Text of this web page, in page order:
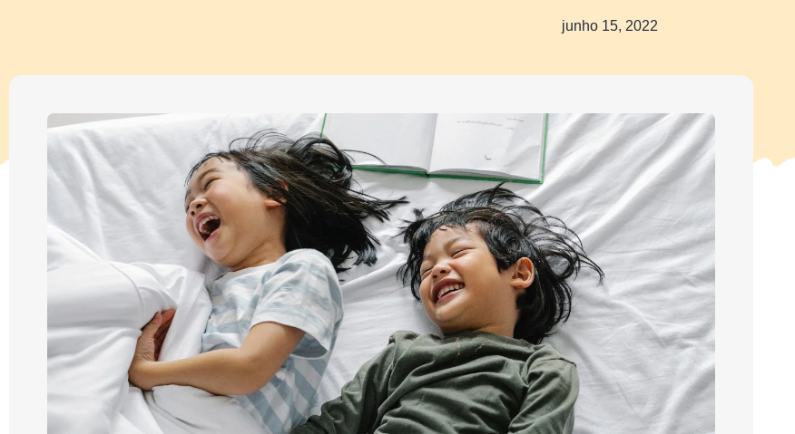
junho 15, 2022